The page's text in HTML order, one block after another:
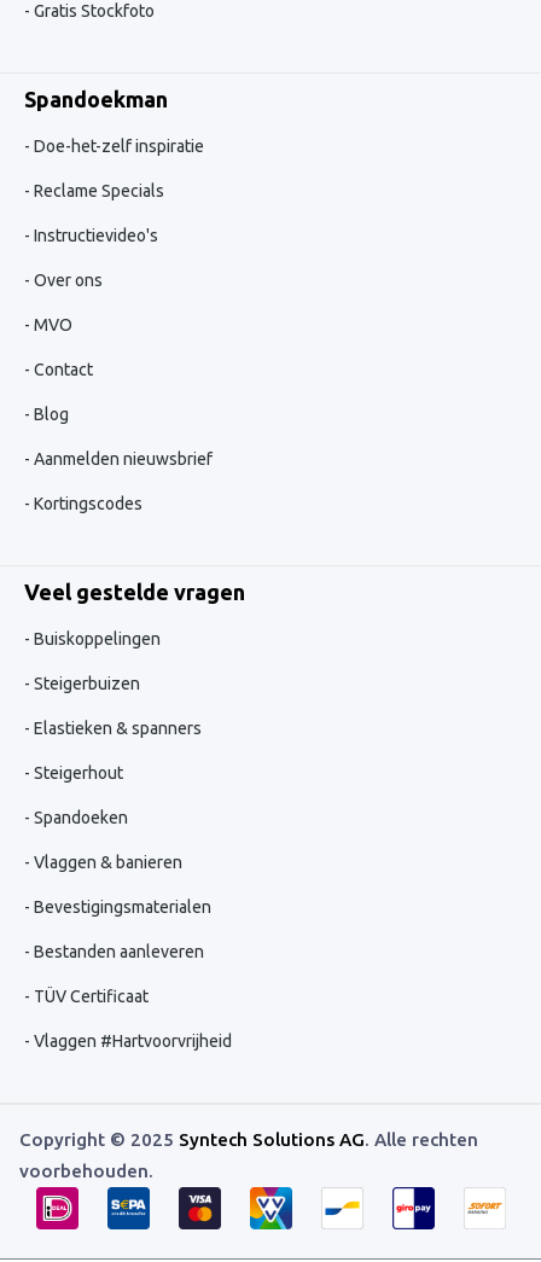
Gratis Stockfoto
Spandoekman
Doe-het-zelf inspiratie
Reclame Specials
Instructievideo's
Over ons
MVO
Contact
Blog
Aanmelden nieuwsbrief
Kortingscodes
Veel gestelde vragen
Buiskoppelingen
Steigerbuizen
Elastieken & spanners
Steigerhout
Spandoeken
Vlaggen & banieren
Bevestigingsmaterialen
Bestanden aanleveren
TÜV Certificaat
Vlaggen #Hartvoorvrijheid
Copyright © 2025 Syntech Solutions AG. Alle rechten
voorbehouden.